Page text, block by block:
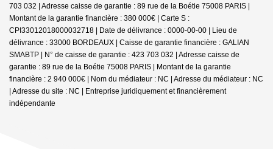
703 032 | Adresse caisse de garantie : 89 rue de la Boétie 75008 PARIS |
Montant de la garantie financière : 380 000€ | Carte S :
CPI33012018000032718 | Date de délivrance : 0000-00-00 | Lieu de
délivrance : 33000 BORDEAUX | Caisse de garantie financière : GALIAN
SMABTP | N° de caisse de garantie : 423 703 032 | Adresse caisse de
garantie : 89 rue de la Boétie 75008 PARIS | Montant de la garantie
financière : 2 940 000€ | Nom du médiateur : NC | Adresse du médiateur : NC
| Adresse du site : NC | Entreprise juridiquement et financièrement
indépendante